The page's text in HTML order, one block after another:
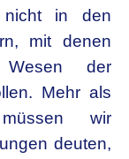
in den
mit denen
Wesen der
Mehr als
wir
deuten,